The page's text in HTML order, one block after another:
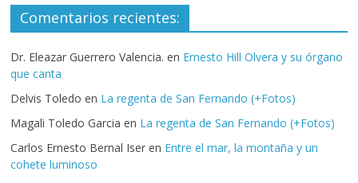
Comentarios recientes:
Dr. Eleazar Guerrero Valencia. en Ernesto Hill Olvera y su órgano
que canta
Delvis Toledo en La regenta de San Fernando (+Fotos)
Magali Toledo Garcia en La regenta de San Fernando (+Fotos)
Carlos Ernesto Bernal Iser en Entre el mar, la montaña y un
cohete luminoso